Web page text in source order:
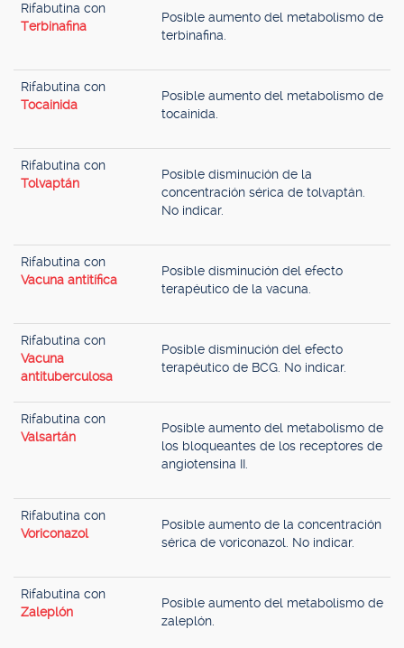
Rifabutina con
Terbinafina
Posible aumento del metabolismo de
terbinafina.
Rifabutina con
Tocainida
Posible aumento del metabolismo de
tocainida.
Rifabutina con
Tolvaptán
Posible disminución de la
concentración sérica de tolvaptán.
No indicar.
Rifabutina con
Vacuna antitífica
Posible disminución del efecto
terapéutico de la vacuna.
Rifabutina con
Vacuna
antituberculosa
Posible disminución del efecto
terapéutico de BCG. No indicar.
Rifabutina con
Valsartán
Posible aumento del metabolismo de
los bloqueantes de los receptores de
angiotensina II.
Rifabutina con
Voriconazol
Posible aumento de la concentración
sérica de voriconazol. No indicar.
Rifabutina con
Zaleplón
Posible aumento del metabolismo de
zaleplón.